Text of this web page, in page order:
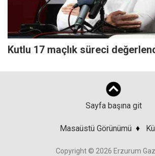
Kutlu 17 maçlık süreci
Sayfa başına git
Masaüstü Görünümü ♦
Copyright © 2026 Erzurum